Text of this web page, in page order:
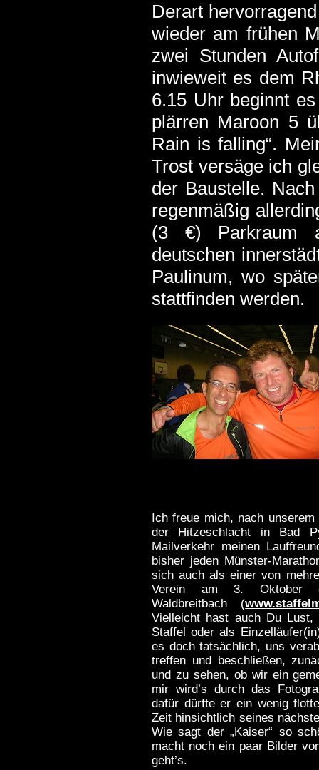
Derart
wieder am frühen
zwei Stunden
inwieweit es dem
6.15 Uhr beginnt
plärren Maroon 5
Rain is falling“.
Trost versäge ich
der Baustelle.
regenmäßig
(3 €) Parkraum
deutschen
Paulinum, wo
stattfinden werden.
Ich freue mich, nach
der Hitzeschlacht in Bad
Mailverkehr meinen
bisher jeden Münster-
sich auch als einer von
Verein am 3. Oktober
Waldbreitbach (
Vielleicht hast auch Du Lust,
Staffel oder als
es doch tatsächlich, uns
treffen und beschließen,
und zu sehen, ob wir ein
mir wird’s durch das
dafür dürfte er ein wenig
Zeit hinsichtlich seines
Wie sagt der „Kaiser“ so
macht noch ein paar Bilder
geht’s.